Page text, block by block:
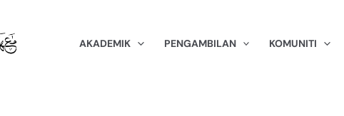
AKADEMIK PENGAMBILAN KOMUNITI